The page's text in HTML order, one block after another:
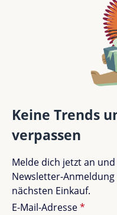
Keine Trends
verpassen
Melde dich jetzt an
Newsletter-
nächsten Einkauf.
E-Mail-Adresse*